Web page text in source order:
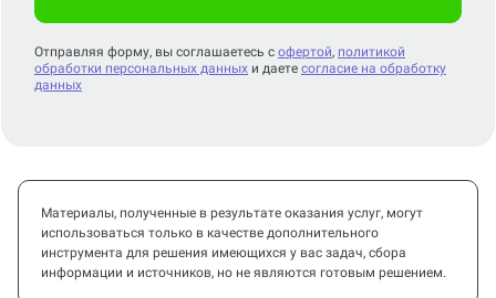
Отправляя форму, вы соглашаетесь с офертой, политикой
обработки персональных данных и даете согласие на обработку
данных
Материалы, полученные в результате оказания услуг, могут
использоваться только в качестве дополнительного
инструмента для решения имеющихся у вас задач, сбора
информации и источников, но не являются готовым решением.